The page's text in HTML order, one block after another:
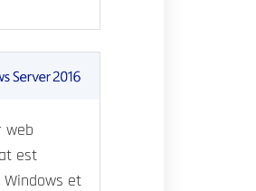
web
est
Windows et